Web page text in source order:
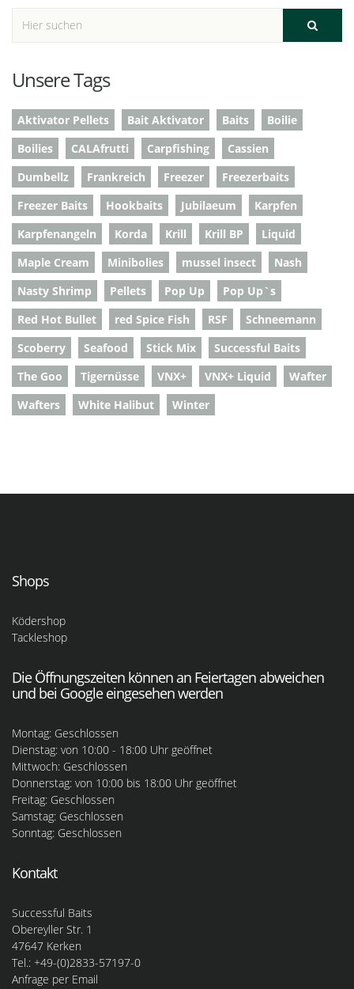
Unsere Tags
Aktivator Pellets Bait Aktivator Baits
Boilie
Boilies
CALAfrutti Carpfishing
Cassien
Dumbellz
Frankreich Freezer
Freezerbaits
Freezer Baits
Hookbaits Jubilaeum
Karpfen
Karpfenangeln
Korda Krill Krill BP
Liquid
Maple Cream
Minibolies mussel insect
Nash
Nasty Shrimp
Pellets Pop Up
Pop Up`s
Red Hot Bullet
red Spice Fish RSF
Schneemann
Scoberry
Seafood Stick Mix
Successful Baits
The Goo
Tigernüsse VNX+ VNX+ Liquid
Wafter
Wafters
White Halibut Winter
Shops
Ködershop
Tackleshop
Die Öffnungszeiten können an Feiertagen abweichen
und bei Google eingesehen werden
Montag: Geschlossen
Dienstag: von 10:00 - 18:00 Uhr geöffnet
Mittwoch: Geschlossen
Donnerstag: von 10:00 bis 18:00 Uhr geöffnet
Freitag: Geschlossen
Samstag: Geschlossen
Sonntag: Geschlossen
Kontakt
Successful Baits
Obereyller Str. 1
47647 Kerken
Tel.: +49-(0)2833-57197-0
Anfrage per Email